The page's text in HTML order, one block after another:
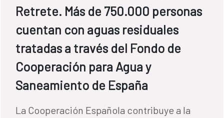
Retrete. Más de 750.000 personas
cuentan con aguas residuales
tratadas a través del Fondo de
Cooperación para Agua y
Saneamiento de España
La Cooperación Española contribuye a la